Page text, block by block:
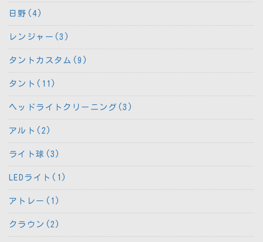
日野(4)
レンジャー(3)
タントカスタム(9)
タント(11)
ヘッドライトクリーニング(3)
アルト(2)
ライト球(3)
LEDライト(1)
アトレー(1)
クラウン(2)